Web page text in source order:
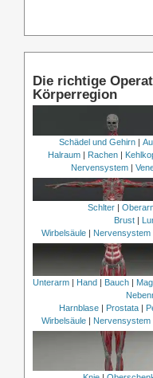
Die richtige
Körperregion
Schädel und Gehirn|
Halraum| Rachen|
Nervensystem |
Schlter|
Brust|
Wirbelsäule | Nervensystem
Unterarm| Hand| Bauch|
Harnblase| Prostata|
Wirbelsäule | Nervensystem